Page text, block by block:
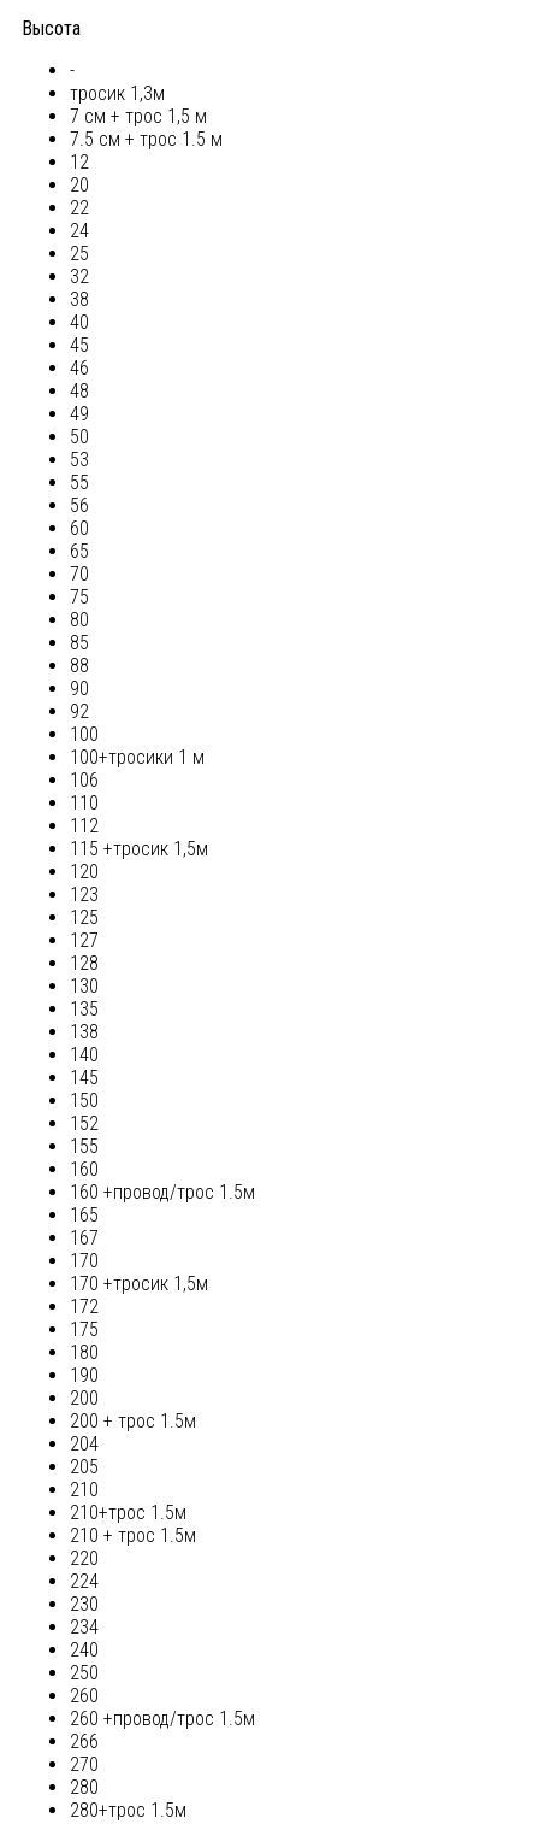
Высота
-
тросик 1,3м
7 см + трос 1,5 м
7.5 см + трос 1.5 м
12
20
22
24
25
32
38
40
45
46
48
49
50
53
55
56
60
65
70
75
80
85
88
90
92
100
100+тросики 1 м
106
110
112
115 +тросик 1,5м
120
123
125
127
128
130
135
138
140
145
150
152
155
160
160 +провод/трос 1.5м
165
167
170
170 +тросик 1,5м
172
175
180
190
200
200 + трос 1.5м
204
205
210
210+трос 1.5м
210 + трос 1.5м
220
224
230
234
240
250
260
260 +провод/трос 1.5м
266
270
280
280+трос 1.5м